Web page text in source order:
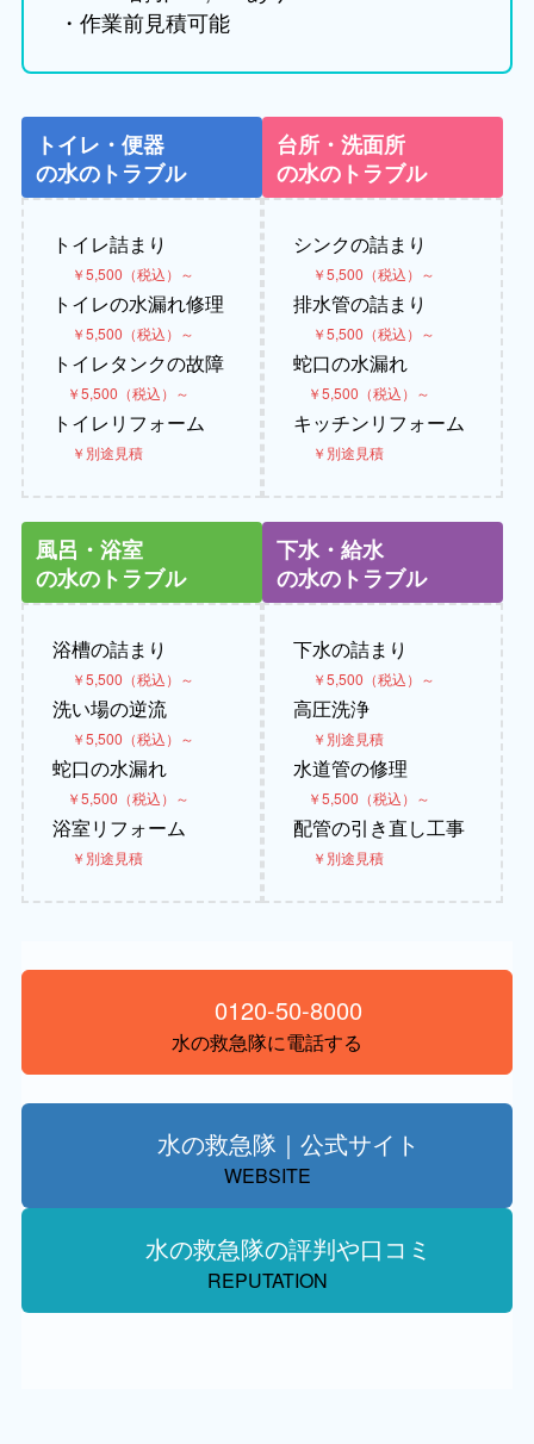
・作業前見積可能
トイレ・便器
の水のトラブル
トイレ詰まり
￥5,500（税込）～
トイレの水漏れ修理
￥5,500（税込）～
トイレタンクの故障
￥5,500（税込）～
トイレリフォーム
￥別途見積
台所・洗面所
の水のトラブル
シンクの詰まり
￥5,500（税込）～
排水管の詰まり
￥5,500（税込）～
蛇口の水漏れ
￥5,500（税込）～
キッチンリフォーム
￥別途見積
風呂・浴室
の水のトラブル
浴槽の詰まり
￥5,500（税込）～
洗い場の逆流
￥5,500（税込）～
蛇口の水漏れ
￥5,500（税込）～
浴室リフォーム
￥別途見積
下水・給水
の水のトラブル
下水の詰まり
￥5,500（税込）～
高圧洗浄
￥別途見積
水道管の修理
￥5,500（税込）～
配管の引き直し工事
￥別途見積
0120-50-8000
水の救急隊に電話する
水の救急隊｜公式サイト
WEBSITE
水の救急隊の評判や口コミ
REPUTATION